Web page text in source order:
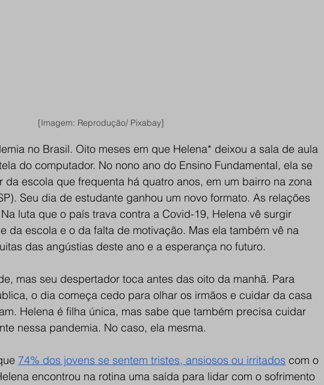
[Imagem: Reprodução/ Pixabay]
no Brasil. Oito meses em que Helena* deixou a sala de aula
do computador. No nono ano do Ensino Fundamental, ela se
escola que frequenta há quatro anos, em um bairro na zona
Seu dia de estudante ganhou um novo formato. As relações
luta que o país trava contra a Covid-19, Helena vê surgir
da escola e o da falta de motivação. Mas ela também vê na
das angústias deste ano e a esperança no futuro.
mas seu despertador toca antes das oito da manhã. Para
o dia começa cedo para olhar os irmãos e cuidar da casa
Helena é filha única, mas sabe que também precisa cuidar
nessa pandemia. No caso, ela mesma.
74% dos jovens se sentem tristes, ansiosos ou irritados com o
encontrou na rotina uma saída para lidar com o sofrimento